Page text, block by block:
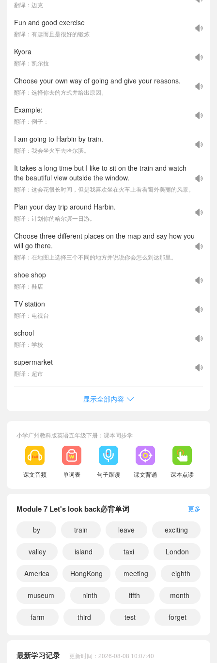
翻译：迈克
Fun and good exercise
翻译：有趣而且是很好的锻炼
Kyora
翻译：凯尔拉
Choose your own way of going and give your reasons.
翻译：选择你去的方式并给出原因。
Example:
翻译：例子：
I am going to Harbin by train.
翻译：我会坐火车去哈尔滨。
It takes a long time but I like to sit on the train and watch
the beautiful view outside the window.
翻译：这会花很长时间，但是我喜欢坐在火车上看看窗外美丽的风景。
Plan your day trip around Harbin.
翻译：计划你的哈尔滨一日游。
Choose three different places on the map and say how you
will go there.
翻译：在地图上选择三个不同的地方并说说你会怎么到达那里。
shoe shop
翻译：鞋店
TV station
翻译：电视台
school
翻译：学校
supermarket
翻译：超市
显示全部内容
小学广州教科版英语五年级下册：课本同步学
课文音频 单词表 句子跟读 课文背诵 课本点读
Module 7 Let's look back必背单词 更多
by train leave exciting
valley island taxi London
America HongKong meeting eighth
museum ninth fifth month
farm third test forget
最新学习记录 更新时间：2026-08-08 10:07:40
小宝109196 正在学习